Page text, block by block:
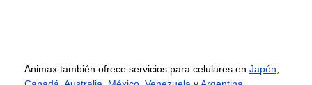
Animax también ofrece servicios para celulares en Japón,